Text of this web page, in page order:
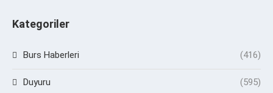
Kategoriler
Burs Haberleri (416)
Duyuru (595)